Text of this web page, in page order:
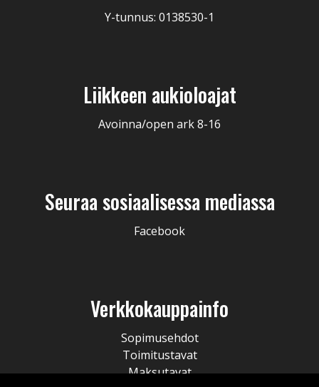
Y-tunnus: 0138530-1
Liikkeen aukioloajat
Avoinna/open ark 8-16
Seuraa sosiaalisessa mediassa
Facebook
Verkkokauppainfo
Sopimusehdot
Toimitustavat
Maksutavat